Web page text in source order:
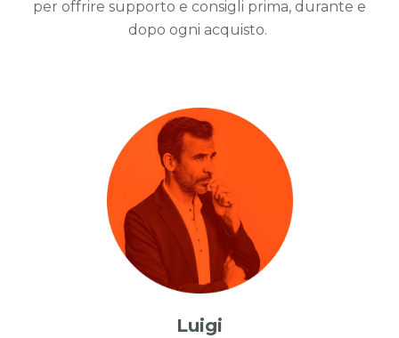
per offrire supporto e consigli prima, durante e
dopo ogni acquisto.
Luigi